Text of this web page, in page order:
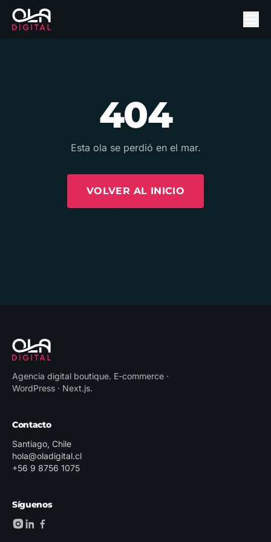
404
Esta ola se perdió en el mar.
VOLVER AL INICIO
Agencia digital boutique. E-commerce ·
WordPress · Next.js.
Contacto
Santiago, Chile
hola@oladigital.cl
+56 9 8756 1075
Síguenos